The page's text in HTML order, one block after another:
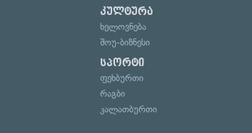
კულტურა
ხელოვნება
შოუ-ბიზნესი
სპორტი
ფეხბურთი
რაგბი
კალათბურთი